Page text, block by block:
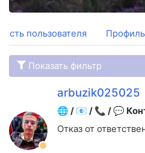
пользователя
Показать фильтр
arbuzik025025
🌐 / 📧 / 📞 / 💬
Отказ от